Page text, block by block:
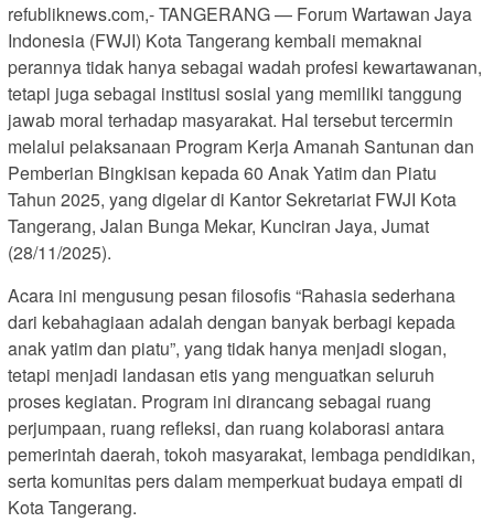
refubliknews.com,- TANGERANG — Forum Wartawan Jaya
Indonesia (FWJI) Kota Tangerang kembali memaknai
perannya tidak hanya sebagai wadah profesi kewartawanan,
tetapi juga sebagai institusi sosial yang memiliki tanggung
jawab moral terhadap masyarakat. Hal tersebut tercermin
melalui pelaksanaan Program Kerja Amanah Santunan dan
Pemberian Bingkisan kepada 60 Anak Yatim dan Piatu
Tahun 2025, yang digelar di Kantor Sekretariat FWJI Kota
Tangerang, Jalan Bunga Mekar, Kunciran Jaya, Jumat
(28/11/2025).
Acara ini mengusung pesan filosofis “Rahasia sederhana
dari kebahagiaan adalah dengan banyak berbagi kepada
anak yatim dan piatu”, yang tidak hanya menjadi slogan,
tetapi menjadi landasan etis yang menguatkan seluruh
proses kegiatan. Program ini dirancang sebagai ruang
perjumpaan, ruang refleksi, dan ruang kolaborasi antara
pemerintah daerah, tokoh masyarakat, lembaga pendidikan,
serta komunitas pers dalam memperkuat budaya empati di
Kota Tangerang.